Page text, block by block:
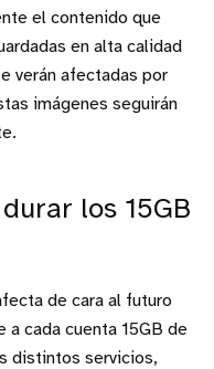
el contenido que
en alta calidad
verán afectadas por
imágenes seguirán
los 15GB
de cara al futuro
cada cuenta 15GB de
distintos servicios,